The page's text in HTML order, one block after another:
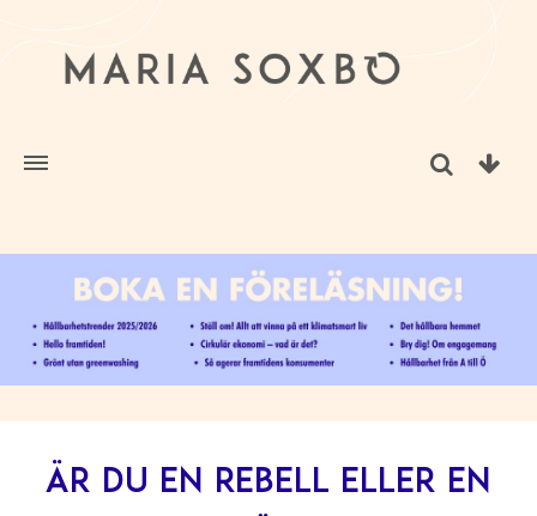
Är du en rebell eller en